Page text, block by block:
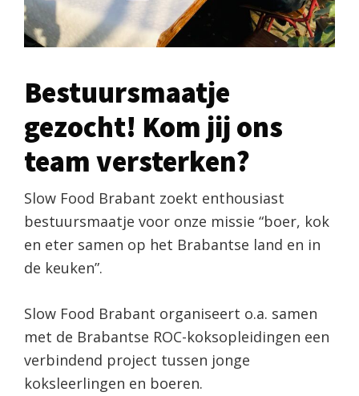
Bestuursmaatje
gezocht! Kom jij ons
team versterken?
Slow Food Brabant zoekt enthousiast
bestuursmaatje voor onze missie “boer, kok
en eter samen op het Brabantse land en in
de keuken”.
Slow Food Brabant organiseert o.a. samen
met de Brabantse ROC-koksopleidingen een
verbindend project tussen jonge
koksleerlingen en boeren.